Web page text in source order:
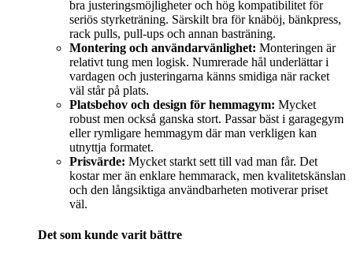
bra justeringsmöjligheter och hög kompatibilitet för
seriös styrketräning. Särskilt bra för knäböj, bänkpress,
rack pulls, pull-ups och annan basträning.
Montering och användarvänlighet: Monteringen är
relativt tung men logisk. Numrerade hål underlättar i
vardagen och justeringarna känns smidiga när racket
väl står på plats.
Platsbehov och design för hemmagym: Mycket
robust men också ganska stort. Passar bäst i garagegym
eller rymligare hemmagym där man verkligen kan
utnyttja formatet.
Prisvärde: Mycket starkt sett till vad man får. Det
kostar mer än enklare hemmarack, men kvalitetskänslan
och den långsiktiga användbarheten motiverar priset
väl.
Det som kunde varit bättre